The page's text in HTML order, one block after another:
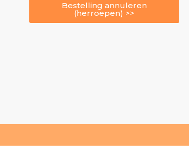
Bestelling annuleren
(herroepen) >>